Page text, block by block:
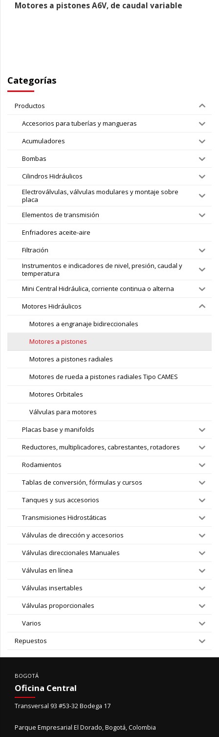
Motores a pistones A6V, de caudal variable
Categorías
Productos
Accesorios para tuberías y mangueras
Acumuladores
Bombas
Cilindros Hidráulicos
Electroválvulas, válvulas modulares y montaje sobre
placa
Elementos de transmisión
Enfriadores aceite-aire
Filtración
Instrumentos e indicadores de nivel, presión, caudal y
temperatura
Mini Central Hidráulica, corriente continua o alterna
Motores Hidráulicos
Motores a engranaje bidireccionales
Motores a pistones
Motores a pistones radiales
Motores de rueda a pistones radiales Tipo CAMES
Motores Orbitales
Válvulas para motores
Placas base y manifolds
Reductores, multiplicadores, cabrestantes, rotadores
Rodamientos
Tablas de conversión, fórmulas y cursos
Tanques y sus accesorios
Transmisiones Hidrostáticas
Válvulas de dirección y accesorios
Válvulas direccionales Manuales
Válvulas en línea
Válvulas insertables
Válvulas proporcionales
Varios
Repuestos
BOGOTÁ
Oficina Central
Transversal 93 #53-32 Bodega 17
Parque Empresarial El Dorado, Bogotá, Colombia